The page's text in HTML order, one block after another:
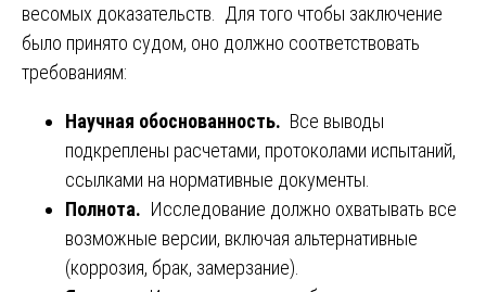
весомых доказательств. Для того чтобы заключение
было принято судом, оно должно соответствовать
требованиям:
Научная обоснованность. Все выводы
подкреплены расчетами, протоколами испытаний,
ссылками на нормативные документы.
Полнота. Исследование должно охватывать все
возможные версии, включая альтернативные
(коррозия, брак, замерзание).